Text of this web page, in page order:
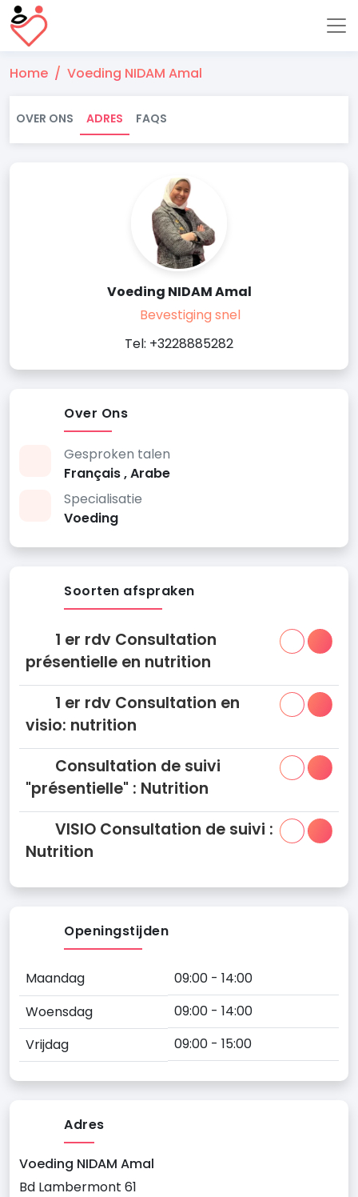
Home Voeding NIDAM Amal
OVER ONS ADRES FAQS
Voeding NIDAM Amal
Bevestiging snel
Tel: +3228885282
Over Ons
Gesproken talen
Français , Arabe
Specialisatie
Voeding
Soorten afspraken
1 er rdv Consultation
présentielle en nutrition
1 er rdv Consultation en
visio: nutrition
Consultation de suivi
"présentielle" : Nutrition
VISIO Consultation de suivi :
Nutrition
Openingstijden
Maandag
09:00 - 14:00
Woensdag
09:00 - 14:00
Vrijdag
09:00 - 15:00
Adres
Voeding NIDAM Amal
Bd Lambermont 61